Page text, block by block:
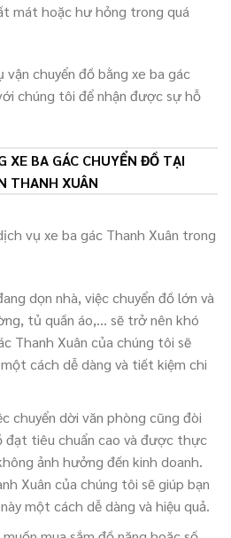
mát hoặc hư hỏng trong quá
vận chuyển đồ bằng xe ba gác
chúng tôi để nhận được sự hỗ
XE BA GÁC CHUYỂN ĐỒ TẠI
THANH XUÂN
vụ xe ba gác Thanh Xuân trong
dọn nhà, việc chuyển đồ lớn và
tủ quần áo,… sẽ trở nên khó
Thanh Xuân của chúng tôi sẽ
cách dễ dàng và tiết kiệm chi
chuyển dời văn phòng cũng đòi
đạt tiêu chuẩn cao và được thực
ảnh hưởng đến kinh doanh.
Xuân của chúng tôi sẽ giúp bạn
một cách dễ dàng và hiệu quả.